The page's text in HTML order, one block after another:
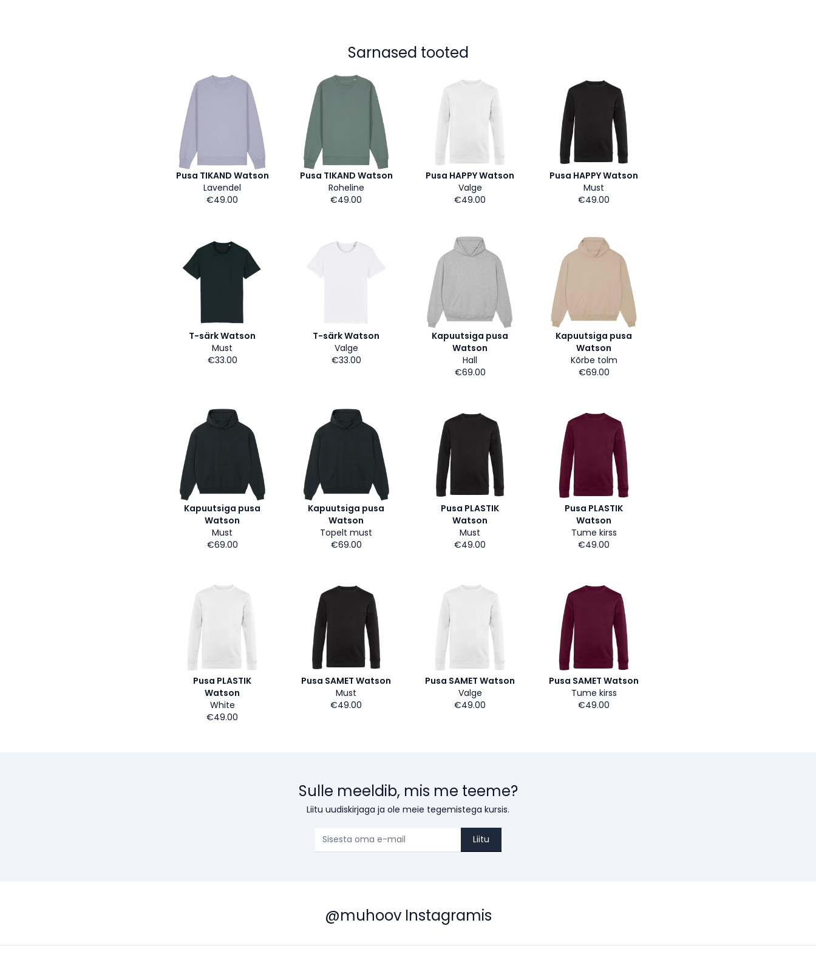
Sarnased tooted
Pusa TIKAND Watson
Lavendel
€49.00
Pusa TIKAND Watson
Roheline
€49.00
Pusa HAPPY Watson
Valge
€49.00
Pusa HAPPY Watson
Must
€49.00
T-särk Watson
Must
€33.00
T-särk Watson
Valge
€33.00
Kapuutsiga pusa
Watson
Hall
€69.00
Kapuutsiga pusa
Watson
Kõrbe tolm
€69.00
Kapuutsiga pusa
Watson
Must
€69.00
Kapuutsiga pusa
Watson
Topelt must
€69.00
Pusa PLASTIK
Watson
Must
€49.00
Pusa PLASTIK
Watson
Tume kirss
€49.00
Pusa PLASTIK
Watson
White
€49.00
Pusa SAMET Watson
Must
€49.00
Pusa SAMET Watson
Valge
€49.00
Pusa SAMET Watson
Tume kirss
€49.00
Sulle meeldib, mis me teeme?
Liitu uudiskirjaga ja ole meie tegemistega kursis.
Liitu
@muhoov Instagramis